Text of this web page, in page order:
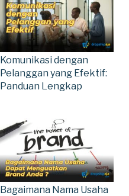
Komunikasi dengan
Pelanggan yang Efektif:
Panduan Lengkap
Bagaimana Nama Usaha